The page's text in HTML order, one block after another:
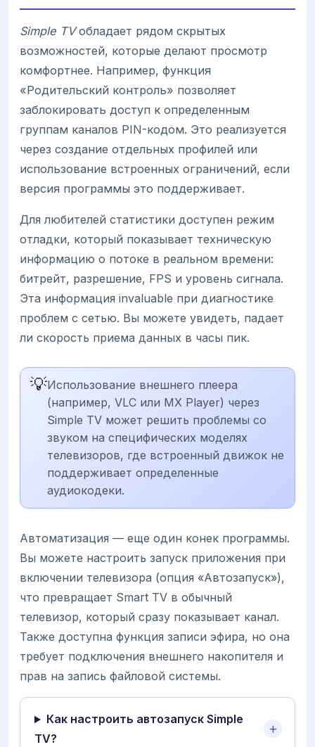
Simple TVобладает рядом скрытых
возможностей, которые делают просмотр
комфортнее. Например, функция
«Родительский контроль» позволяет
заблокировать доступ к определенным
группам каналов PIN-кодом. Это реализуется
через создание отдельных профилей или
использование встроенных ограничений, если
версия программы это поддерживает.
Для любителей статистики доступен режим
отладки, который показывает техническую
информацию о потоке в реальном времени:
битрейт, разрешение, FPS и уровень сигнала.
Эта информация invaluable при диагностике
проблем с сетью. Вы можете увидеть, падает
ли скорость приема данных в часы пик.
💡Использование внешнего плеера
(например, VLC или MX Player) через
Simple TV может решить проблемы со
звуком на специфических моделях
телевизоров, где встроенный движок не
поддерживает определенные
аудиокодеки.
Автоматизация — еще один конек программы.
Вы можете настроить запуск приложения при
включении телевизора (опция «Автозапуск»),
что превращает Smart TV в обычный
телевизор, который сразу показывает канал.
Также доступна функция записи эфира, но она
требует подключения внешнего накопителя и
прав на запись файловой системы.
Как настроить автозапуск Simple
TV?